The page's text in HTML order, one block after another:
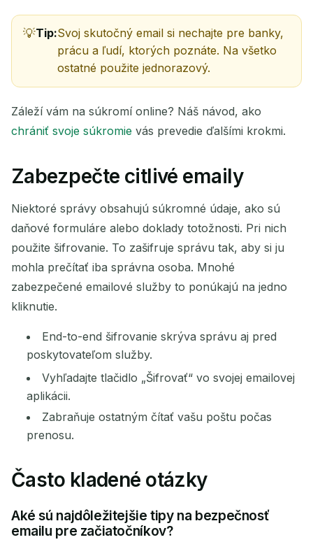
Tip:Svoj skutočný email si nechajte pre banky,
prácu a ľudí, ktorých poznáte. Na všetko
ostatné použite jednorazový.
Záleží vám na súkromí online? Náš návod, ako
chrániť svoje súkromie vás prevedie ďalšími krokmi.
Zabezpečte citlivé emaily
Niektoré správy obsahujú súkromné údaje, ako sú
daňové formuláre alebo doklady totožnosti. Pri nich
použite šifrovanie. To zašifruje správu tak, aby si ju
mohla prečítať iba správna osoba. Mnohé
zabezpečené emailové služby to ponúkajú na jedno
kliknutie.
End-to-end šifrovanie skrýva správu aj pred
poskytovateľom služby.
Vyhľadajte tlačidlo „Šifrovať“ vo svojej emailovej
aplikácii.
Zabraňuje ostatným čítať vašu poštu počas
prenosu.
Často kladené otázky
Aké sú najdôležitejšie tipy na bezpečnosť
emailu pre začiatočníkov?